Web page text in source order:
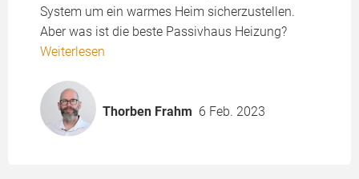
System um ein warmes Heim sicherzustellen.
Aber was ist die beste Passivhaus Heizung?
Weiterlesen
Thorben Frahm 6 Feb. 2023